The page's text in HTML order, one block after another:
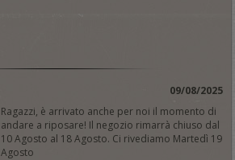
09/08/2025
Ragazzi, è arrivato anche per noi il momento di
andare a riposare! Il negozio rimarrà chiuso dal
10 Agosto al 18 Agosto. Ci rivediamo Martedì 19
Agosto